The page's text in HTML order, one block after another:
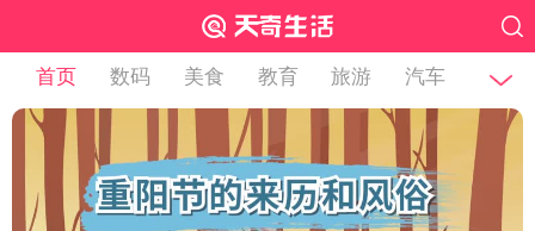
首页 数码 美食 教育 旅游 汽车